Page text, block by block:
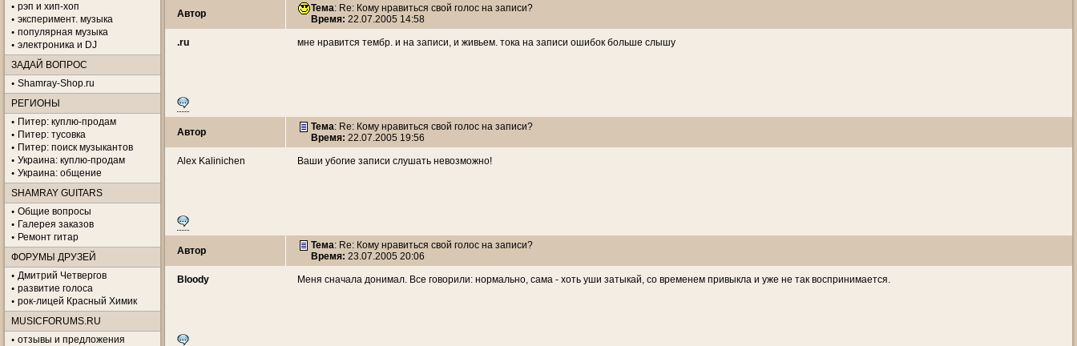
рэп и хип-хоп
эксперимент. музыка
популярная музыка
электроника и DJ
ЗАДАЙ ВОПРОС
Shamray-Shop.ru
РЕГИОНЫ
Питер: куплю-продам
Питер: тусовка
Питер: поиск музыкантов
Украина: куплю-продам
Украина: общение
SHAMRAY GUITARS
Общие вопросы
Галерея заказов
Ремонт гитар
ФОРУМЫ ДРУЗЕЙ
Дмитрий Четвергов
развитие голоса
рок-лицей Красный Химик
MUSICFORUMS.RU
отзывы и предложения
Автор Тема: Re: Кому нравиться свой голос на записи?
Время: 22.07.2005 14:58
.ru мне нравится тембр. и на записи, и живьем. тока на записи ошибок больше слышу
Автор Тема: Re: Кому нравиться свой голос на записи?
Время: 22.07.2005 19:56
Alex Kalinichen Ваши убогие записи слушать невозможно!
Автор Тема: Re: Кому нравиться свой голос на записи?
Время: 23.07.2005 20:06
Bloody Меня сначала донимал. Все говорили: нормально, сама - хоть уши затыкай, со временем привыкла и уже не так воспринимается.